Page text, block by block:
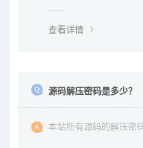
查看详情
源码解压密码是多少？
本站所有源码的解压